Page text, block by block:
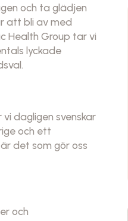
och ta glädjen
att bli av med
Health Group tar vi
lyckade
dagligen svenskar
och ett
det som gör oss
och